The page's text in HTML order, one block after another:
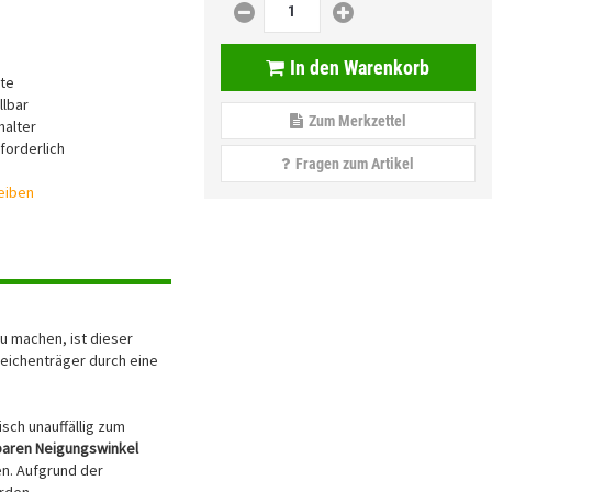
In den Warenkorb
Zum Merkzettel
Fragen zum Artikel
machen, ist dieser
durch eine
unauffällig zum
Neigungswinkel
Aufgrund der